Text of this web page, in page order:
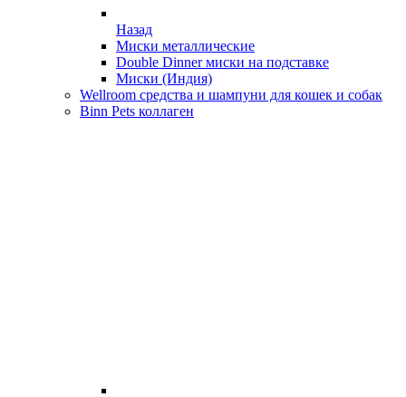
Назад
Миски металлические
Double Dinner миски на подставке
Миски (Индия)
Wellroom средства и шампуни для кошек и собак
Binn Pets коллаген